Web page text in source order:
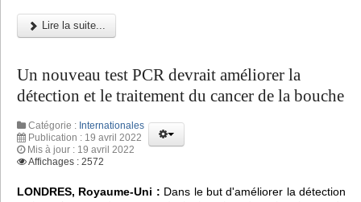
Lire la suite...
Un nouveau test PCR devrait améliorer la
détection et le traitement du cancer de la bouche
Catégorie : Internationales
Publication : 19 avril 2022
Mis à jour : 19 avril 2022
Affichages : 2572
LONDRES, Royaume-Uni : Dans le but d'améliorer la détection